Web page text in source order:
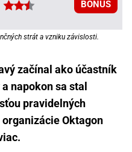
BONUS
strát a vzniku závislosti.
začínal ako účastník
napokon sa stal
pravidelných
Oktagon